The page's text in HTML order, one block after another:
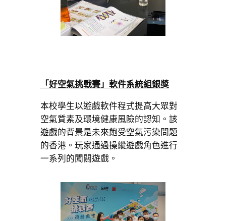
「好空氣挑戰賽」軟件系統組銀獎
本校學生以遊戲軟件程式提高大眾對
空氣質素及環境健康風險的認知。該
遊戲的背景是未來飽受空氣污染問題
的香港。玩家通過操縱遊戲角色進行
一系列的闖關遊戲。